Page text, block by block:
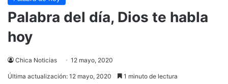
Palabra del día, Dios te habla
hoy
Chica Noticias 12 mayo, 2020
Última actualización: 12 mayo, 2020 1 minuto de lectura